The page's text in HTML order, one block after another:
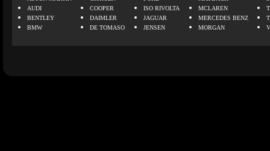
AUDI
BENTLEY
BMW
COOPER
DAIMLER
DE TOMASO
ISO RIVOLTA
JAGUAR
JENSEN
MCLAREN
MERCEDES BENZ
MORGAN